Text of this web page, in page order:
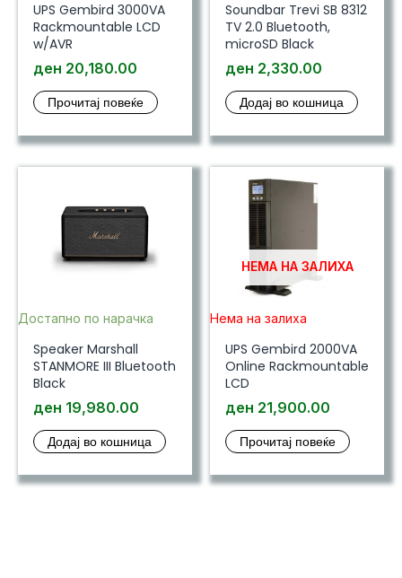
UPS Gembird 3000VA
Rackmountable LCD
w/AVR
ден 20,180.00
Прочитај повеќе
Soundbar Trevi SB 8312
TV 2.0 Bluetooth,
microSD Black
ден 2,330.00
Додај во кошница
Достапно по нарачка
Speaker Marshall
STANMORE III Bluetooth
Black
ден 19,980.00
Додај во кошница
НЕМА НА ЗАЛИХА
Нема на залиха
UPS Gembird 2000VA
Online Rackmountable
LCD
ден 21,900.00
Прочитај повеќе